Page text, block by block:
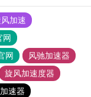
加速
网
网
风驰加速器
旋风加速度器
速器